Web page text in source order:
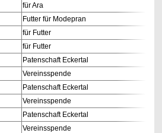
für Ara
Futter für Modepran
für Futter
für Futter
Patenschaft Eckertal
Vereinsspende
Patenschaft Eckertal
Vereinsspende
Patenschaft Eckertal
Vereinsspende